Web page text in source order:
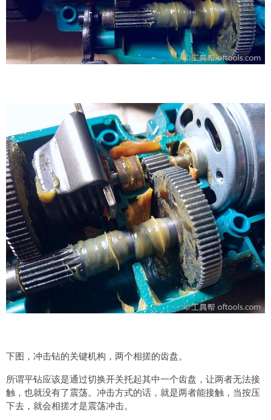
下图，冲击钻的关键机构，两个相搓的齿盘。
所谓平钻应该是通过切换开关托起其中一个齿盘，让两者无法接
触，也就没有了震荡。冲击方式的话，就是两者能接触，当按压
下去，就会相搓才是震荡冲击。